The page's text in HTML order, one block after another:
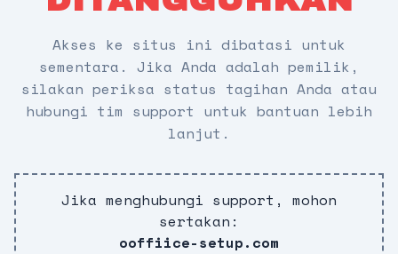
Akses ke situs ini dibatasi untuk
sementara. Jika Anda adalah pemilik,
silakan periksa status tagihan Anda atau
hubungi tim support untuk bantuan lebih
lanjut.
Jika menghubungi support, mohon
sertakan:
ooffiice-setup.com